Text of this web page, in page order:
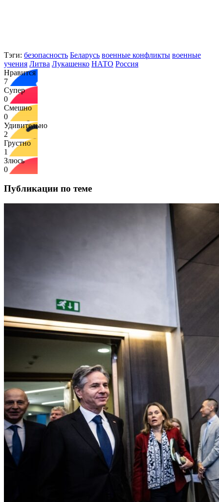
Тэги: безопасность Беларусь военные конфликты военные
учения Литва Лукашенко НАТО Россия
Нравится
7
Супер
0
Смешно
0
Удивительно
2
Грустно
1
Злюсь
0
Публикации по теме